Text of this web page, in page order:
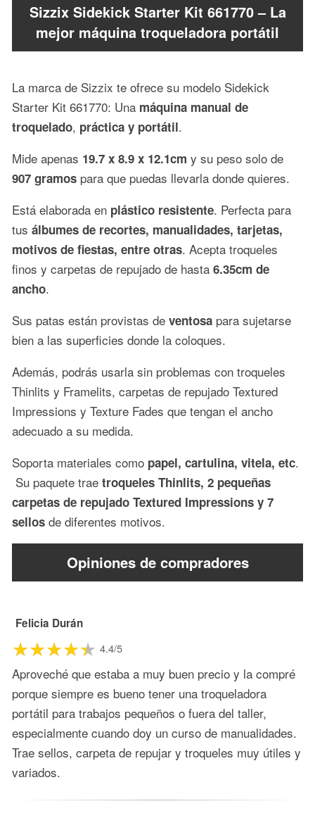
Sizzix Sidekick Starter Kit 661770 – La
mejor máquina troqueladora portátil
La marca de Sizzix te ofrece su modelo Sidekick
Starter Kit 661770: Una máquina manual de
troquelado, práctica y portátil.
Mide apenas 19.7 x 8.9 x 12.1cm y su peso solo de
907 gramos para que puedas llevarla donde quieres.
Está elaborada en plástico resistente. Perfecta para
tus álbumes de recortes, manualidades, tarjetas,
motivos de fiestas, entre otras. Acepta troqueles
finos y carpetas de repujado de hasta 6.35cm de
ancho.
Sus patas están provistas de ventosa para sujetarse
bien a las superficies donde la coloques.
Además, podrás usarla sin problemas con troqueles
Thinlits y Framelits, carpetas de repujado Textured
Impressions y Texture Fades que tengan el ancho
adecuado a su medida.
Soporta materiales como papel, cartulina, vitela, etc.
Su paquete trae troqueles Thinlits, 2 pequeñas
carpetas de repujado Textured Impressions y 7
sellos de diferentes motivos.
Opiniones de compradores
Felicia Durán
4.4/5
Aproveché que estaba a muy buen precio y la compré
porque siempre es bueno tener una troqueladora
portátil para trabajos pequeños o fuera del taller,
especialmente cuando doy un curso de manualidades.
Trae sellos, carpeta de repujar y troqueles muy útiles y
variados.